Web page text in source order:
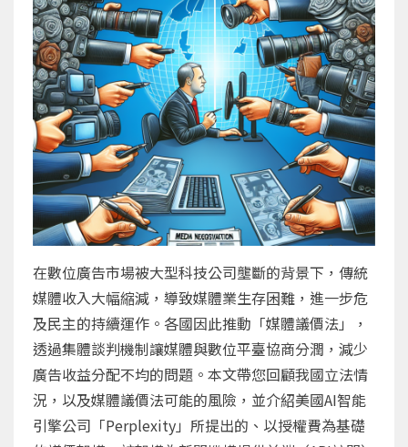
在數位廣告市場被大型科技公司壟斷的背景下，傳統
媒體收入大幅縮減，導致媒體業生存困難，進一步危
及民主的持續運作。各國因此推動「媒體議價法」，
透過集體談判機制讓媒體與數位平臺協商分潤，減少
廣告收益分配不均的問題。本文帶您回顧我國立法情
況，以及媒體議價法可能的風險，並介紹美國AI智能
引擎公司「Perplexity」所提出的、以授權費為基礎